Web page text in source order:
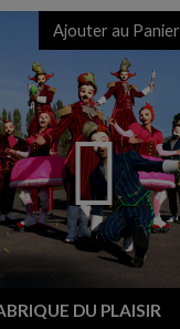
Ajouter au Panier
DU PLAISIR